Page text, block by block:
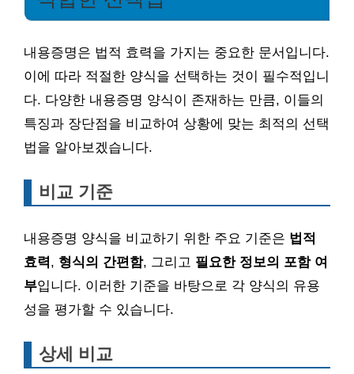
내용증명은 법적 효력을 가지는 중요한 문서입니다.
이에 따라 적절한 양식을 선택하는 것이 필수적입니
다. 다양한 내용증명 양식이 존재하는 만큼, 이들의
특징과 장단점을 비교하여 상황에 맞는 최적의 선택
법을 알아보겠습니다.
비교 기준
내용증명 양식을 비교하기 위한 주요 기준은 법적
효력, 형식의 간편함, 그리고 필요한 정보의 포함 여
부입니다. 이러한 기준을 바탕으로 각 양식의 유용
성을 평가할 수 있습니다.
상세 비교